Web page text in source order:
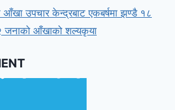
उपचार केन्द्रबाट एकबर्षमा झण्डै १८
जनाको आँखाको शल्यकृया